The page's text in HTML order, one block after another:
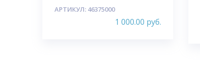
АРТИКУЛ: 46375000
1 000.00 руб.